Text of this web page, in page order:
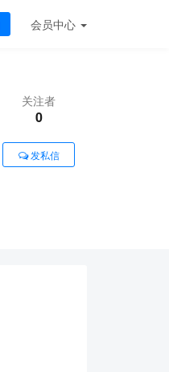
会员中心
关注者
0
发私信